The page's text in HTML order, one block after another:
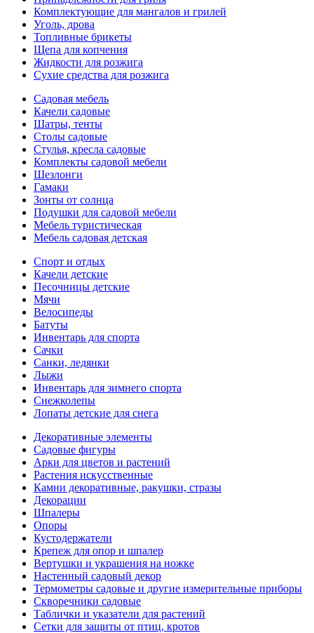
Комплектующие для мангалов и грилей
Уголь, дрова
Топливные брикеты
Щепа для копчения
Жидкости для розжига
Сухие средства для розжига
Садовая мебель
Качели садовые
Шатры, тенты
Столы садовые
Стулья, кресла садовые
Комплекты садовой мебели
Шезлонги
Гамаки
Зонты от солнца
Подушки для садовой мебели
Мебель туристическая
Мебель садовая детская
Спорт и отдых
Качели детские
Песочницы детские
Мячи
Велосипеды
Батуты
Инвентарь для спорта
Сачки
Санки, ледянки
Лыжи
Инвентарь для зимнего спорта
Снежколепы
Лопаты детские для снега
Декоративные элементы
Садовые фигуры
Арки для цветов и растений
Растения искусственные
Камни декоративные, ракушки, стразы
Декорации
Шпалеры
Опоры
Кустодержатели
Крепеж для опор и шпалер
Вертушки и украшения на ножке
Настенный садовый декор
Термометры садовые и другие измерительные приборы
Скворечники садовые
Таблички и указатели для растений
Сетки для защиты от птиц, кротов